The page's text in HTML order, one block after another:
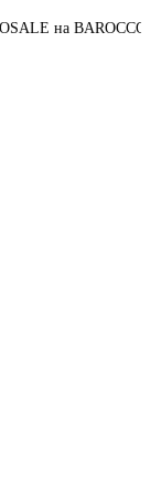
BAROCCOДо